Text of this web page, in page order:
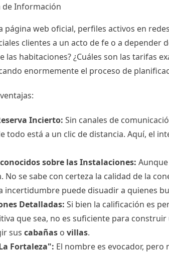
de Información
página web oficial, perfiles activos en
clientes a un acto de fe o a depender
las habitaciones? ¿Cuáles son las tarifas
enormemente el proceso de
Incierto: Sin canales de
todo está a un clic de distancia. Aquí, el
sobre las Instalaciones:
No se sabe con certeza la calidad de la
incertidumbre puede disuadir a quienes
Detalladas: Si bien la calificación es
que sea, no es suficiente para
sus cabañas o villas.
Fortaleza": El nombre es evocador,